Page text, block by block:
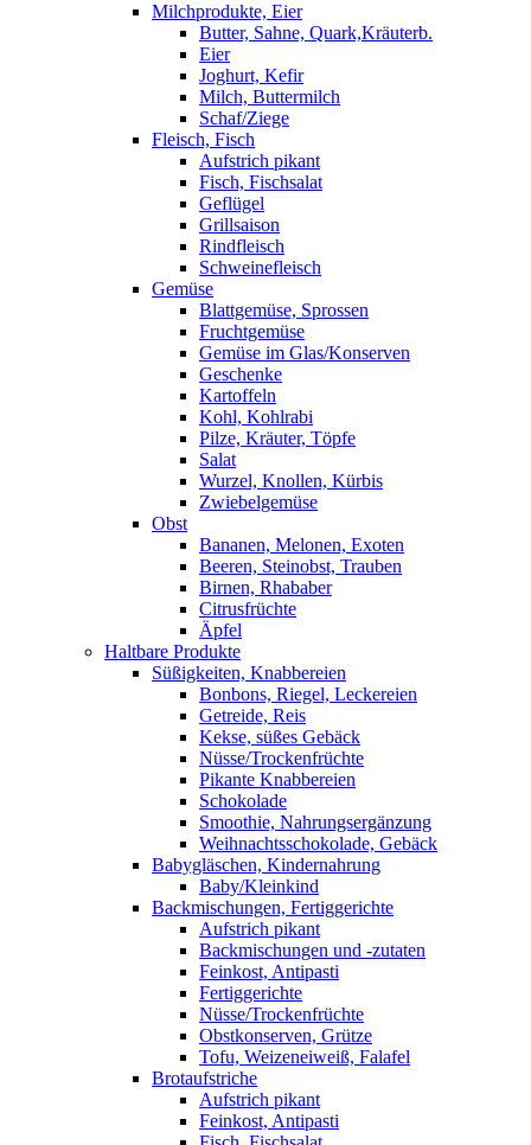
Milchprodukte, Eier
Butter, Sahne, Quark,Kräuterb.
Eier
Joghurt, Kefir
Milch, Buttermilch
Schaf/Ziege
Fleisch, Fisch
Aufstrich pikant
Fisch, Fischsalat
Geflügel
Grillsaison
Rindfleisch
Schweinefleisch
Gemüse
Blattgemüse, Sprossen
Fruchtgemüse
Gemüse im Glas/Konserven
Geschenke
Kartoffeln
Kohl, Kohlrabi
Pilze, Kräuter, Töpfe
Salat
Wurzel, Knollen, Kürbis
Zwiebelgemüse
Obst
Bananen, Melonen, Exoten
Beeren, Steinobst, Trauben
Birnen, Rhababer
Citrusfrüchte
Äpfel
Haltbare Produkte
Süßigkeiten, Knabbereien
Bonbons, Riegel, Leckereien
Getreide, Reis
Kekse, süßes Gebäck
Nüsse/Trockenfrüchte
Pikante Knabbereien
Schokolade
Smoothie, Nahrungsergänzung
Weihnachtsschokolade, Gebäck
Babygläschen, Kindernahrung
Baby/Kleinkind
Backmischungen, Fertiggerichte
Aufstrich pikant
Backmischungen und -zutaten
Feinkost, Antipasti
Fertiggerichte
Nüsse/Trockenfrüchte
Obstkonserven, Grütze
Tofu, Weizeneiweiß, Falafel
Brotaufstriche
Aufstrich pikant
Feinkost, Antipasti